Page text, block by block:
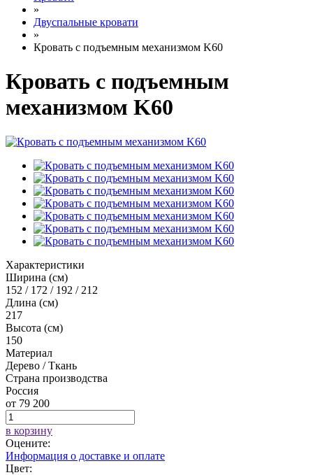
»
Двуспальные кровати
»
Кровать с подъемным механизмом K60
Кровать с подъемным
механизмом K60
Характеристики
Ширина (см)
152 / 172 / 192 / 212
Длина (см)
217
Высота (см)
150
Материал
Дерево / Ткань
Страна производства
Россия
от 79 200
в корзину
Оцените:
Информация о доставке и оплате
Цвет: